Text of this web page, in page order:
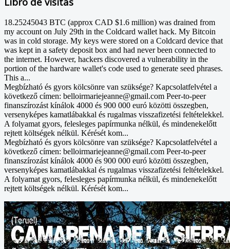
18.25245043 BTC (approx CAD $1.6 million) was drained from
my account on July 29th in the Coldcard wallet hack. My Bitcoin
was in cold storage. My keys were stored on a Coldcard device that
was kept in a safety deposit box and had never been connected to
the internet. However, hackers discovered a vulnerability in the
portion of the hardware wallet's code used to generate seed phrases.
This a...
Megbízható és gyors kölcsönre van szüksége? Kapcsolatfelvétel a
következő címen: belloirmariejeanne@gmail.com Peer-to-peer
finanszírozást kínálok 4000 és 900 000 euró közötti összegben,
versenyképes kamatlábakkal és rugalmas visszafizetési feltételekkel.
A folyamat gyors, felesleges papírmunka nélkül, és mindenekelőtt
rejtett költségek nélkül. Kérését kom...
Megbízható és gyors kölcsönre van szüksége? Kapcsolatfelvétel a
következő címen: belloirmariejeanne@gmail.com Peer-to-peer
finanszírozást kínálok 4000 és 900 000 euró közötti összegben,
versenyképes kamatlábakkal és rugalmas visszafizetési feltételekkel.
A folyamat gyors, felesleges papírmunka nélkül, és mindenekelőtt
rejtett költségek nélkül. Kérését kom...